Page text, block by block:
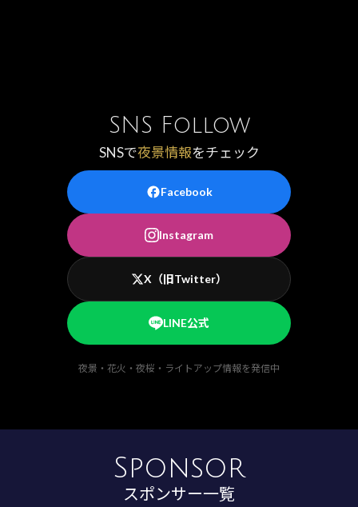
SNS Follow
SNSで夜景情報をチェック
Facebook
Instagram
X（旧Twitter）
LINE公式
夜景・花火・夜桜・ライトアップ情報を発信中
Sponsor
スポンサー一覧